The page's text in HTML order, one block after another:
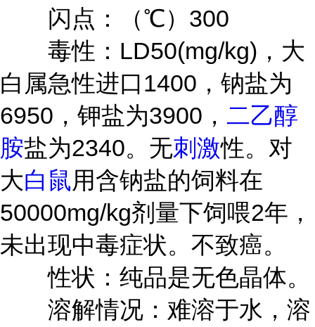
闪点：（℃）300
毒性：LD50(mg/kg)，大
白属急性进口1400，钠盐为
6950，钾盐为3900， 二乙醇
胺盐为2340。无刺激性。对
大白鼠用含钠盐的饲料在
50000mg/kg剂量下饲喂2年，
未出现中毒症状。不致癌。
性状：纯品是无色晶体。
溶解情况：难溶于水，溶